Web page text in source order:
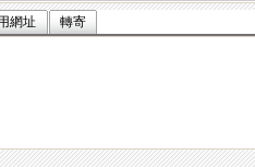
網址 轉寄